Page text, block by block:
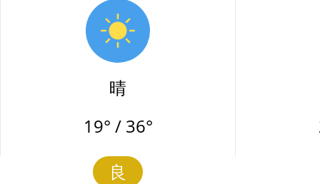
晴
19° / 36°
良